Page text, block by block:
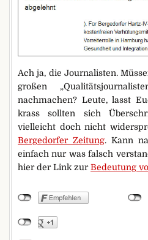
Ach ja, die Journalisten.
großen
nachmachen? Leute, lasst
krass sollten sich
vielleicht doch nicht
Bergedorfer Zeitung. Kann
einfach nur was falsch
hier der Link zurBedeutung